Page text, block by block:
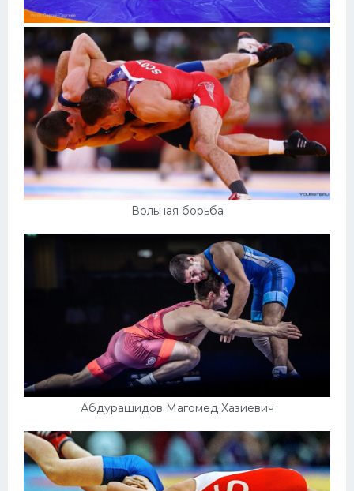
Вольная борьба
Абдурашидов Магомед Хазиевич